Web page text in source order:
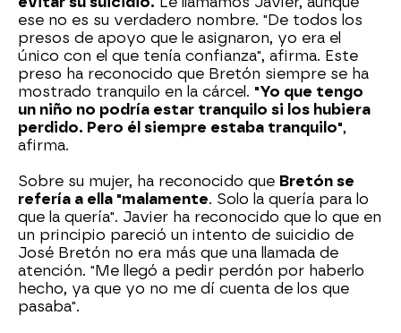
ese no es su verdadero nombre. "De todos los
presos de apoyo que le asignaron, yo era el
único con el que tenía confianza", afirma. Este
preso ha reconocido que Bretón siempre se ha
mostrado tranquilo en la cárcel. "Yo que tengo
un niño no podría estar tranquilo si los hubiera
perdido. Pero él siempre estaba tranquilo",
afirma.
Sobre su mujer, ha reconocido que Bretón se
refería a ella "malamente. Solo la quería para lo
que la quería". Javier ha reconocido que lo que en
un principio pareció un intento de suicidio de
José Bretón no era más que una llamada de
atención. "Me llegó a pedir perdón por haberlo
hecho, ya que yo no me dí cuenta de los que
pasaba".